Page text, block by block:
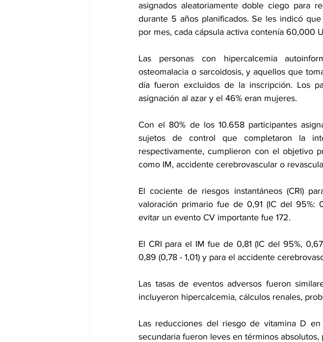
asignados aleatoriamente doble ciego para
durante 5 años planificados. Se les indicó
por mes, cada cápsula activa contenía 60,000
Las personas con hipercalcemia
osteomalacia o sarcoidosis, y aquellos que
día fueron excluidos de la inscripción. Los
asignación al azar y el 46% eran mujeres.
Con el 80% de los 10.658 participantes
sujetos de control que completaron la
respectivamente, cumplieron con el objetivo
como IM, accidente cerebrovascular o
El cociente de riesgos instantáneos (CRI)
valoración primario fue de 0,91 (IC del 95%:
evitar un evento CV importante fue 172.
El CRI para el IM fue de 0,81 (IC del 95%,
0,89 (0,78 - 1,01) y para el accidente
Las tasas de eventos adversos fueron
incluyeron hipercalcemia, cálculos renales,
Las reducciones del riesgo de vitamina D
secundaria fueron leves en términos